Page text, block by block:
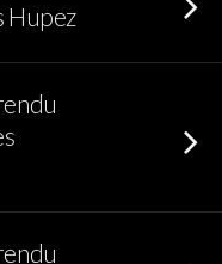
Hupez